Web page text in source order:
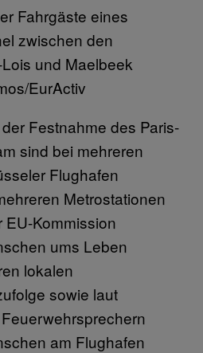
Fahrgäste eines
zwischen den
und Maelbeek
EurActiv
Festnahme des Paris-
sind bei mehreren
Flughafen
Metrostationen
EU-Kommission
ums Leben
lokalen
sowie laut
am Flughafen